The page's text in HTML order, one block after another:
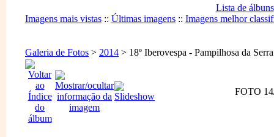
Lista de álbuns
Imagens mais vistas :: Últimas imagens :: Imagens melhor
Galeria de Fotos > 2014 > 18º Iberovespa - Pampilhosa da Serra
FOTO